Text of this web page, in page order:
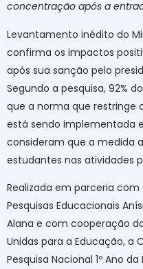
concentração após a
Levantamento inédito do
confirma os impactos
após sua sanção pelo
Segundo a pesquisa, 92%
que a norma que restringe
está sendo implementada
consideram que a medida
estudantes nas atividades
Realizada em parceria
Pesquisas Educacionais
Alana e com cooperação
Unidas para a Educação, a
Pesquisa Nacional 1º Ano